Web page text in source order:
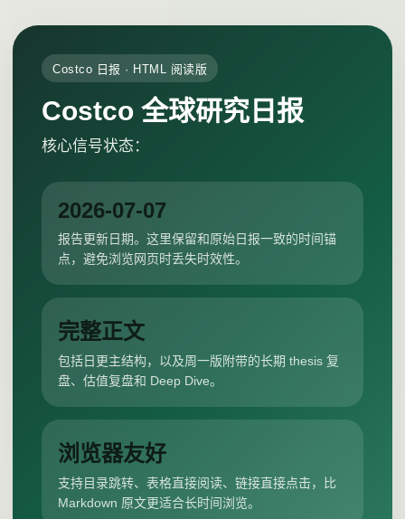
Costco 日报 · HTML 阅读版
Costco 全球研究日报
核心信号状态：
2026-07-07
报告更新日期。这里保留和原始日报一致的时间锚
点，避免浏览网页时丢失时效性。
完整正文
包括日更主结构，以及周一版附带的长期 thesis 复
盘、估值复盘和 Deep Dive。
浏览器友好
支持目录跳转、表格直接阅读、链接直接点击，比
Markdown 原文更适合长时间浏览。